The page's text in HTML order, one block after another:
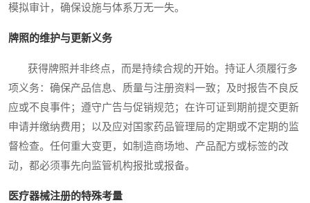
模拟审计，确保设施与体系万无一失。
牌照的维护与更新义务
获得牌照并非终点，而是持续合规的开始。持证人须履行多
项义务：确保产品信息、质量与注册资料一致；及时报告不良反
应或不良事件；遵守广告与促销规范；在许可证到期前提交更新
申请并缴纳费用；以及应对国家药品管理局的定期或不定期的监
督检查。任何重大变更，如制造商场地、产品配方或标签的改
动，都必须事先向监管机构报批或报备。
医疗器械注册的特殊考量